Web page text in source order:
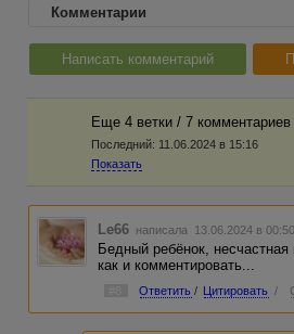
Комментарии
Написать комментарий
Еще 4 ветки / 7
Последний: 11.06.2024 в 15:16
Показать
Le66 написала 13.06.2024 в 00:50
Бедный ребёнок,
как и комментировать...
Ответить / Цитировать /